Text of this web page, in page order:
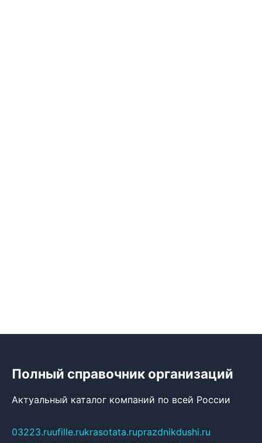
Полный справочник организаций
Актуальный каталог компаний по всей России
03223.ruufille.rukrasotata.ruprazdnikdushi.ru